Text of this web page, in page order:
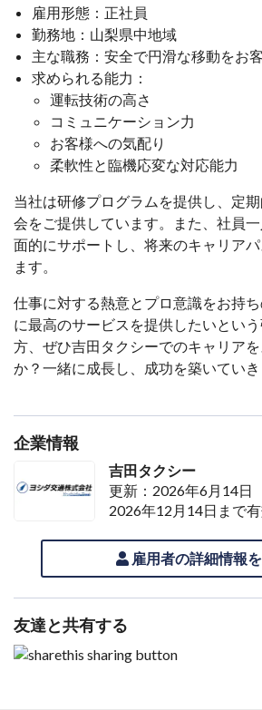
雇用形態：正社員
勤務地：山梨県中地域
主な職務：安全で円滑な移動をお
求められる能力：
運転技術の高さ
コミュニケーション力
お客様への気配り
柔軟性と臨機応変な対応能力
当社は研修プログラムを提供し、定
会をご提供しています。また、社員
面的にサポートし、将来のキャリア
ます。
仕事に対する熱意とプロ意識をお持
に最高のサービスを提供したいとい
方、ぜひ吉田タクシーでのキャリア
か？一緒に成長し、成功を築いていき
企業情報
吉田タクシー
更新：2026年6月14日
2026年12月14日まで
雇用者の詳細情報
友達と共有する